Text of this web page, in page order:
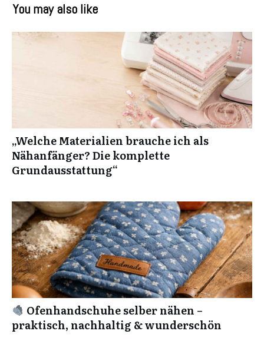
You may also like
„Welche Materialien brauche ich als
Nähanfänger? Die komplette
Grundausstattung“
Ofenhandschuhe selber nähen –
praktisch, nachhaltig & wunderschön